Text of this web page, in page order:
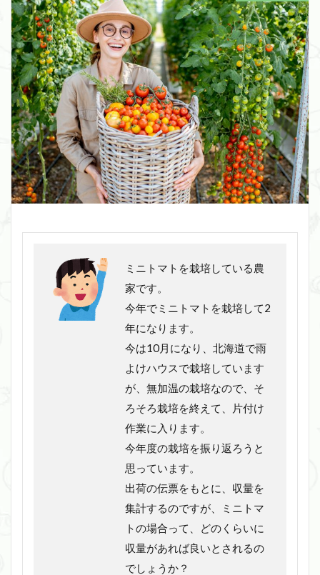
ミニトマトを栽培している農
家です。
今年でミニトマトを栽培して2
年になります。
今は10月になり、北海道で雨
よけハウスで栽培しています
が、無加温の栽培なので、そ
ろそろ栽培を終えて、片付け
作業に入ります。
今年度の栽培を振り返ろうと
思っています。
出荷の伝票をもとに、収量を
集計するのですが、ミニトマ
トの場合って、どのくらいに
収量があれば良いとされるの
でしょうか？